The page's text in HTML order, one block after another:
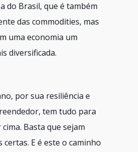
do Brasil, que é também
das commodities, mas
uma economia um
diversificada.
por sua resiliência e
tem tudo para
Basta que sejam
certas. E é este o caminho